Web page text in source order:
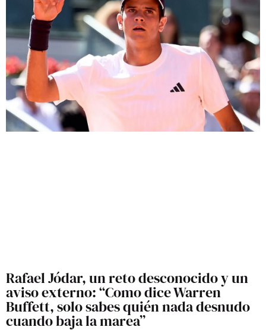
Rafael Jódar, un reto desconocido y un
aviso externo: “Como dice Warren
Buffett, solo sabes quién nada desnudo
cuando baja la marea”